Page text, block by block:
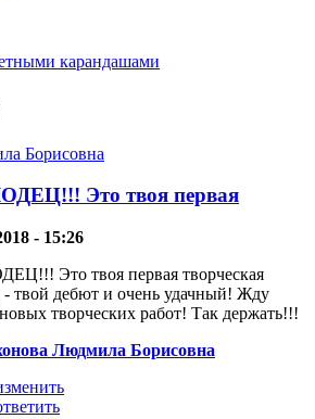
карандашами
Это твоя первая
- 15:26
Это твоя первая творческая
- твой дебют и очень удачный! Жду
творческих работ! Так держать!!!
Людмила Борисовна